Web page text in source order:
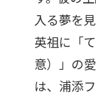
入る夢を
英祖に「
意）」の
は、浦添